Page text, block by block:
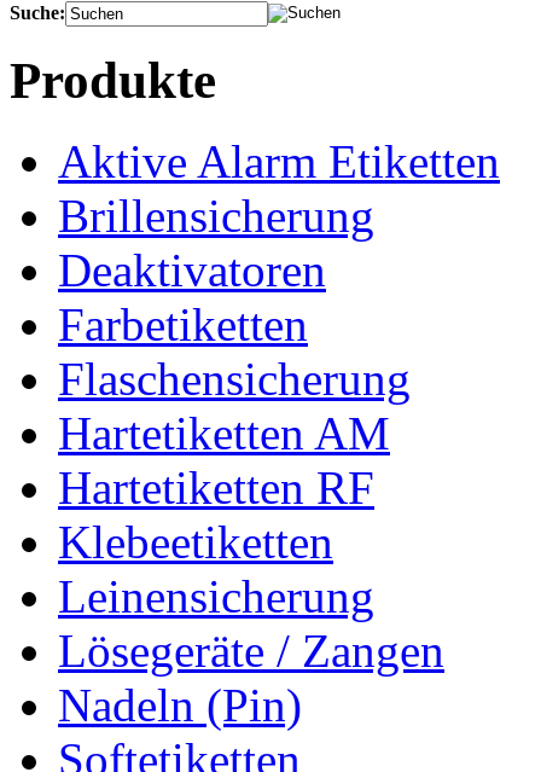
Suche:
Produkte
Aktive Alarm Etiketten
Brillensicherung
Deaktivatoren
Farbetiketten
Flaschensicherung
Hartetiketten AM
Hartetiketten RF
Klebeetiketten
Leinensicherung
Lösegeräte / Zangen
Nadeln (Pin)
Softetiketten